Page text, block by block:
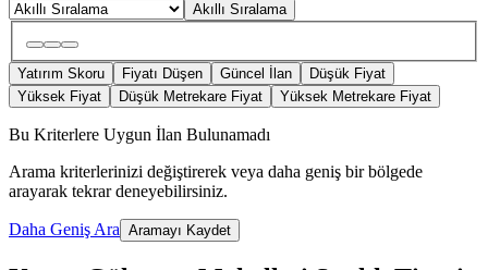
Akıllı Sıralama
Yatırım Skoru Fiyatı Düşen Güncel İlan
Düşük Fiyat
Yüksek Fiyat
Düşük Metrekare Fiyat Yüksek Metrekare Fiyat
Bu Kriterlere Uygun İlan Bulunamadı
Arama kriterlerinizi değiştirerek veya daha geniş bir bölgede
arayarak tekrar deneyebilirsiniz.
Daha Geniş Ara Aramayı Kaydet